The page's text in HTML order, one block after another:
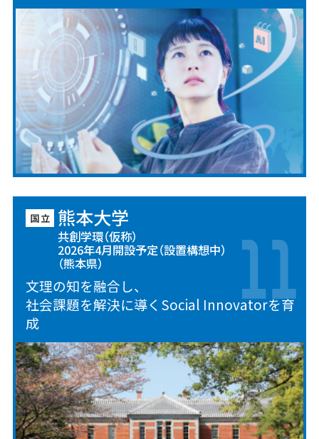
熊本大学
共創学環（仮称）
2026年4月開設予定（設置構想中）
（熊本県）
文理の知を融合し、
社会課題を解決に導くSocial Innovatorを育
成